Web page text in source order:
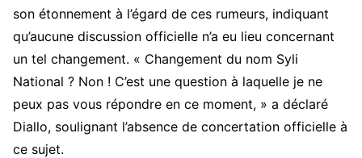
son étonnement à l’égard de ces rumeurs, indiquant
qu’aucune discussion officielle n’a eu lieu concernant
un tel changement. « Changement du nom Syli
National ? Non ! C’est une question à laquelle je ne
peux pas vous répondre en ce moment, » a déclaré
Diallo, soulignant l’absence de concertation officielle à
ce sujet.